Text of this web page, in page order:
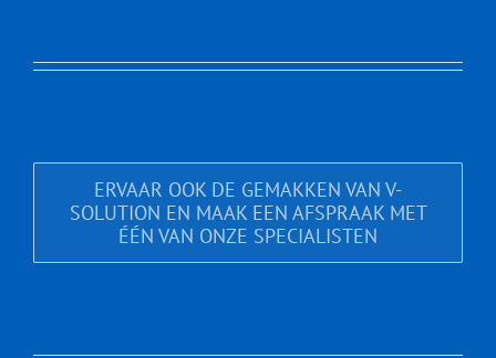
ERVAAR OOK DE GEMAKKEN VAN V-
SOLUTION EN MAAK EEN AFSPRAAK MET
ÉÉN VAN ONZE SPECIALISTEN